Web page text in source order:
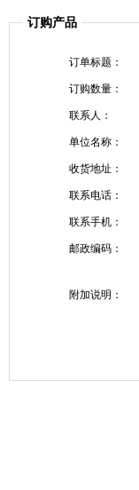
订购产品
订单标题：
订购数量：
联系人：
单位名称：
收货地址：
联系电话：
联系手机：
邮政编码：
附加说明：